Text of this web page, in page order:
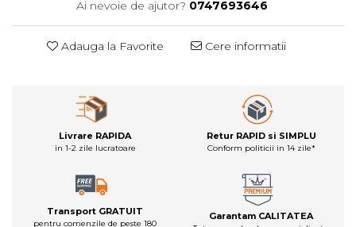
Ai nevoie de ajutor? 0747693646
Adauga la Favorite Cere informatii
Livrare RAPIDA
in 1-2 zile lucratoare
Retur RAPID si SIMPLU
Conform politicii in 14 zile*
Transport GRATUIT
pentru comenzile de peste 180
Garantam CALITATEA